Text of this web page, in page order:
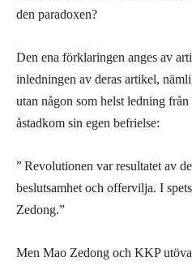
den paradoxen?
Den ena förklaringen anges av
inledningen av deras artikel,
utan någon som helst ledning
åstadkom sin egen befrielse:
” Revolutionen var resultatet av
beslutsamhet och offervilja. I
Zedong.”
Men Mao Zedong och KKP